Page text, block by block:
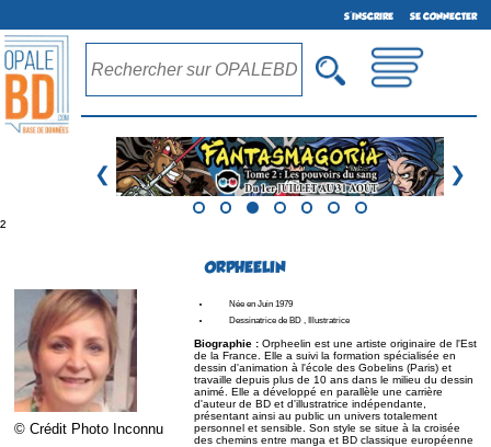
S'INSCRIRE SE CONNECTER
❮ ❯
²
ORPHEELIN
© Crédit Photo Inconnu
Née en Juin 1979
Dessinatrice de BD , Illustratrice
Biographie : Orpheelin est une artiste originaire de l'Est
de la France. Elle a suivi la formation spécialisée en
dessin d'animation à l'école des Gobelins (Paris) et
travaille depuis plus de 10 ans dans le milieu du dessin
animé. Elle a développé en parallèle une carrière
d'auteur de BD et d'illustratrice indépendante,
présentant ainsi au public un univers totalement
personnel et sensible. Son style se situe à la croisée
des chemins entre manga et BD classique européenne